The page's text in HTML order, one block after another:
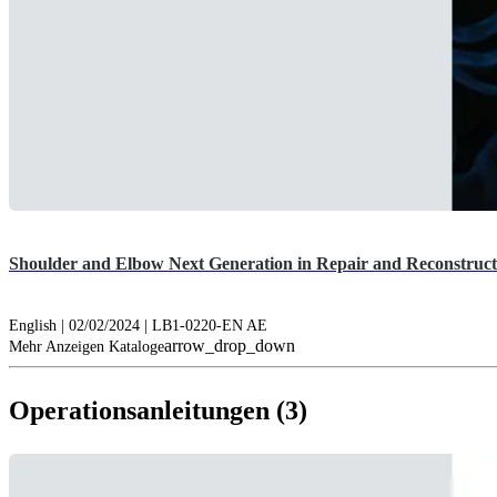
Shoulder and Elbow Next Generation in Repair and
English | 02/02/2024 | LB1-0220-EN AE
Mehr Anzeigen Katalogearrow_drop_down
Operationsanleitungen (3)